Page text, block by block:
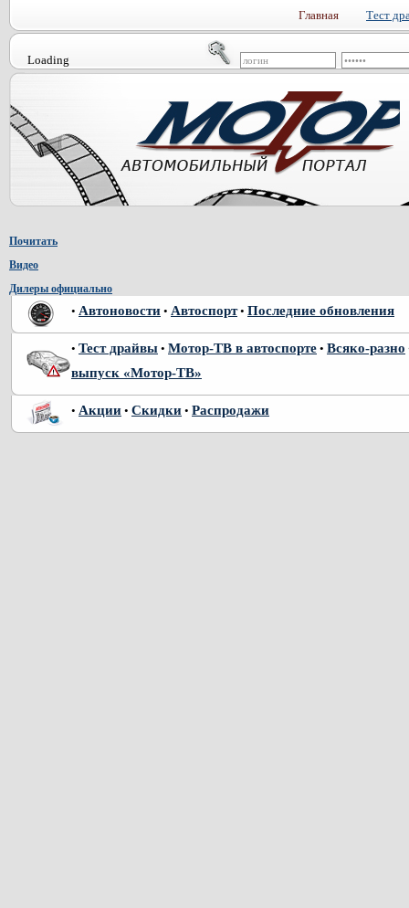
Главная Тест
Loading
Почитать
Видео
Дилеры официально
• Автоновости • Автоспорт• Последние обновления
• Тест драйвы • Мотор-ТВ в автоспорте • Всяко-разно
выпуск «Мотор-ТВ»
• Акции • Скидки • Распродажи